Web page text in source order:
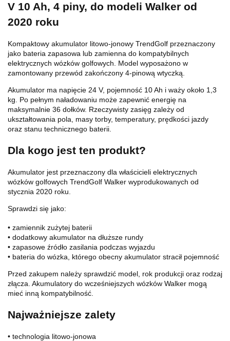
V 10 Ah, 4 piny, do modeli Walker od
2020 roku
Kompaktowy akumulator litowo-jonowy TrendGolf przeznaczony
jako bateria zapasowa lub zamienna do kompatybilnych
elektrycznych wózków golfowych. Model wyposażono w
zamontowany przewód zakończony 4-pinową wtyczką.
Akumulator ma napięcie 24 V, pojemność 10 Ah i waży około 1,3
kg. Po pełnym naładowaniu może zapewnić energię na
maksymalnie 36 dołków. Rzeczywisty zasięg zależy od
ukształtowania pola, masy torby, temperatury, prędkości jazdy
oraz stanu technicznego baterii.
Dla kogo jest ten produkt?
Akumulator jest przeznaczony dla właścicieli elektrycznych
wózków golfowych TrendGolf Walker wyprodukowanych od
stycznia 2020 roku.
Sprawdzi się jako:
• zamiennik zużytej baterii
• dodatkowy akumulator na dłuższe rundy
• zapasowe źródło zasilania podczas wyjazdu
• bateria do wózka, którego obecny akumulator stracił pojemność
Przed zakupem należy sprawdzić model, rok produkcji oraz rodzaj
złącza. Akumulatory do wcześniejszych wózków Walker mogą
mieć inną kompatybilność.
Najważniejsze zalety
• technologia litowo-jonowa